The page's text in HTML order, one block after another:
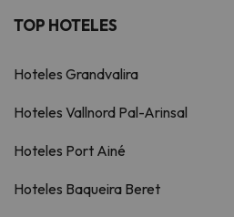
TOP HOTELES
Hoteles Grandvalira
Hoteles Vallnord Pal-Arinsal
Hoteles Port Ainé
Hoteles Baqueira Beret